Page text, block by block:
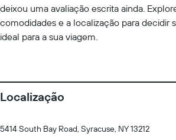
deixou uma avaliação escrita ainda.
comodidades e a localização para decidir
ideal para a sua viagem.
Localização
5414 South Bay Road, Syracuse, NY 13212